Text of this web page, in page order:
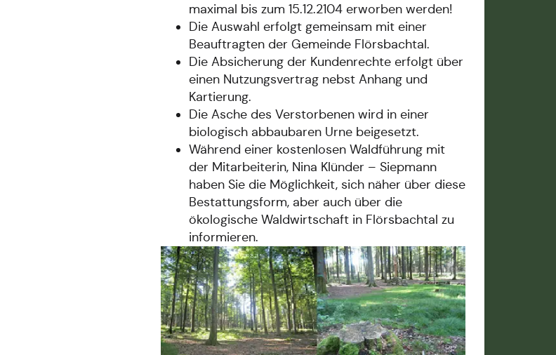
maximal bis zum 15.12.2104 erworben werden!
Die Auswahl erfolgt gemeinsam mit einer
Beauftragten der Gemeinde Flörsbachtal.
Die Absicherung der Kundenrechte erfolgt über
einen Nutzungsvertrag nebst Anhang und
Kartierung.
Die Asche des Verstorbenen wird in einer
biologisch abbaubaren Urne beigesetzt.
Während einer kostenlosen Waldführung mit
der Mitarbeiterin, Nina Klünder – Siepmann
haben Sie die Möglichkeit, sich näher über diese
Bestattungsform, aber auch über die
ökologische Waldwirtschaft in Flörsbachtal zu
informieren.